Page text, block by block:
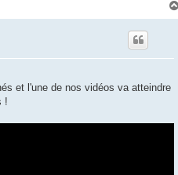
et l'une de nos vidéos va atteindre
!